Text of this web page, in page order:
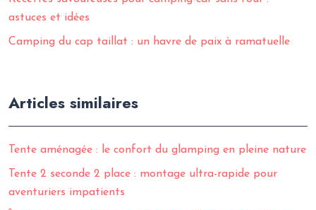
astuces et idées
Camping du cap taillat : un havre de paix à ramatuelle
Articles similaires
Tente aménagée : le confort du glamping en pleine nature
Tente 2 seconde 2 place : montage ultra-rapide pour
aventuriers impatients